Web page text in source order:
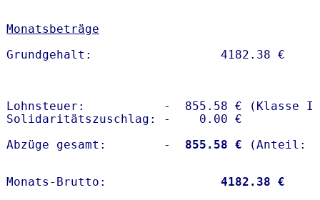
Monatsbeträge
Lohnsteuer:           -  855.58 € (Klasse I)
Solidaritätszuschlag: -    0.00 €
Abzüge gesamt:        -
  855.58 €
Monats-Brutto: 4182.38 €